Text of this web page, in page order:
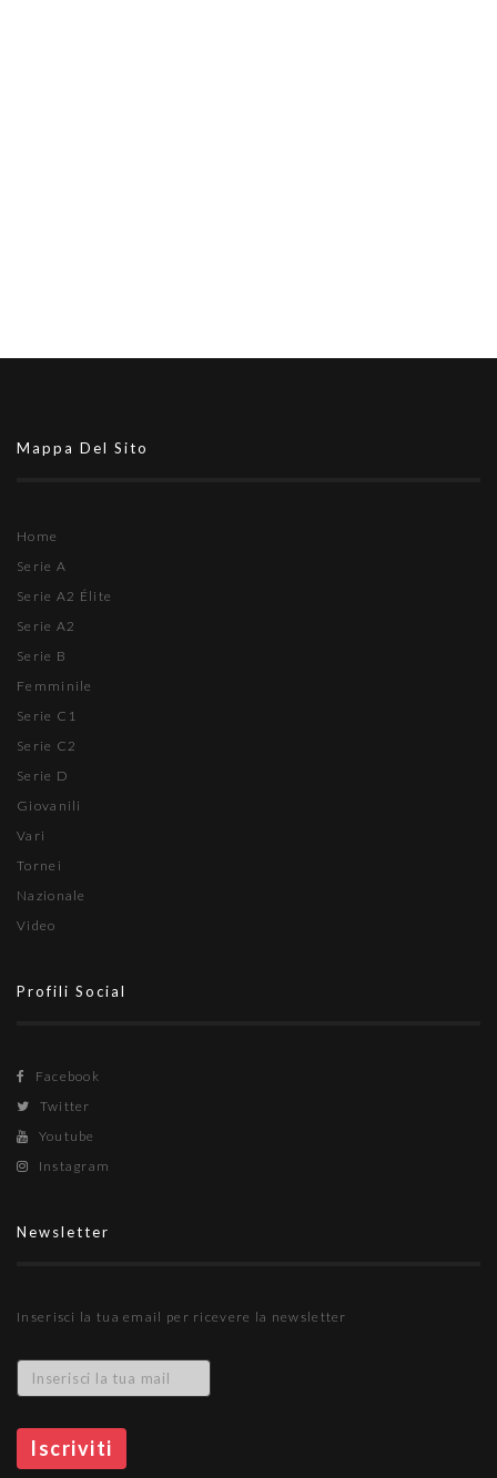
Mappa Del Sito
Home
Serie A
Serie A2 Élite
Serie A2
Serie B
Femminile
Serie C1
Serie C2
Serie D
Giovanili
Vari
Tornei
Nazionale
Video
Profili Social
Facebook
Twitter
Youtube
Instagram
Newsletter
Inserisci la tua email per ricevere la newsletter